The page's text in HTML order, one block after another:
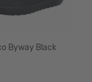
Byway Black